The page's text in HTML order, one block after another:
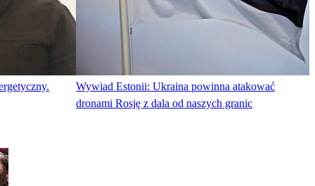
Wywiad Estonii: Ukraina powinna atakować
dronami Rosję z dala od naszych granic